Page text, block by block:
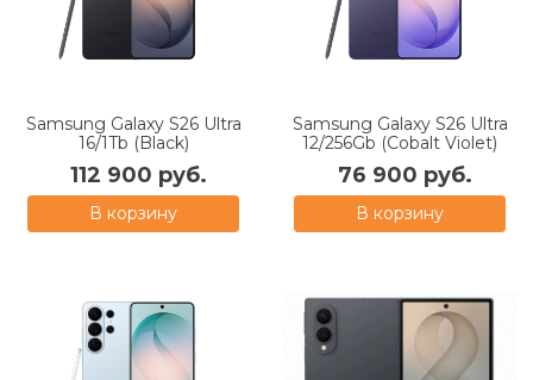
Samsung Galaxy S26 Ultra
16/1Tb (Black)
112 900 руб.
В корзину
Samsung Galaxy S26 Ultra
12/256Gb (Cobalt Violet)
76 900 руб.
В корзину